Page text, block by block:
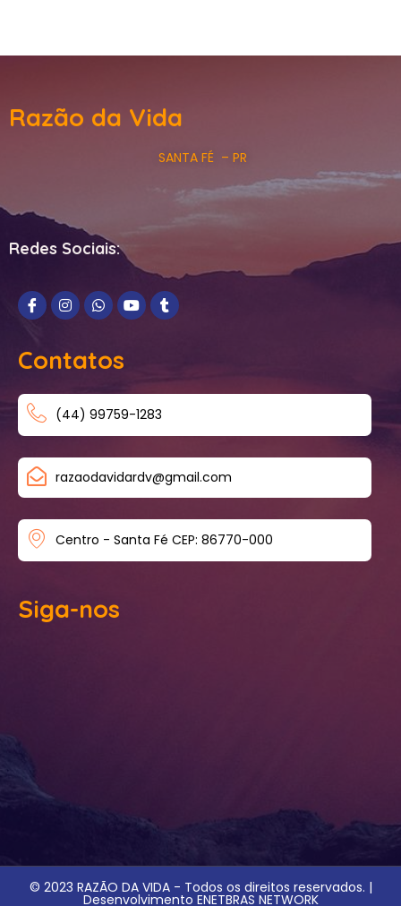
Razão da Vida
SANTA FÉ – PR
Redes Sociais:
Contatos
(44) 99759-1283
razaodavidardv@gmail.com
Centro - Santa Fé CEP: 86770-000
Siga-nos
© 2023 RAZÃO DA VIDA - Todos os direitos reservados. |
Desenvolvimento ENETBRAS NETWORK